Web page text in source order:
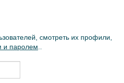
смотреть их профили,
и паролем